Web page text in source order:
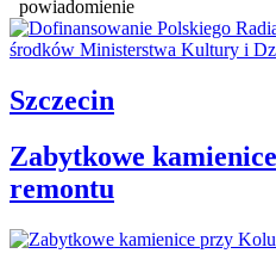
powiadomienie
Szczecin
Zabytkowe
remontu